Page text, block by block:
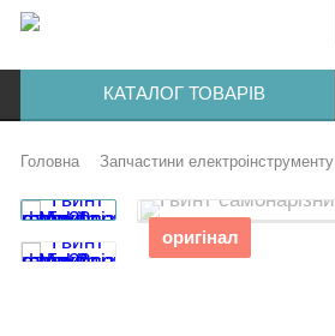
КАТАЛОГ ТОВАРІВ
Головна Запчастини електроінструменту
оригінал